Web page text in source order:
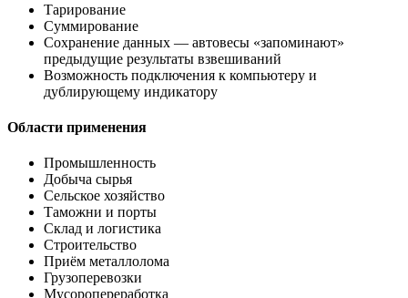
Тарирование
Суммирование
Сохранение данных — автовесы «запоминают»
предыдущие результаты взвешиваний
Возможность подключения к компьютеру и
дублирующему индикатору
Области применения
Промышленность
Добыча сырья
Сельское хозяйство
Таможни и порты
Склад и логистика
Строительство
Приём металлолома
Грузоперевозки
Мусоропереработка